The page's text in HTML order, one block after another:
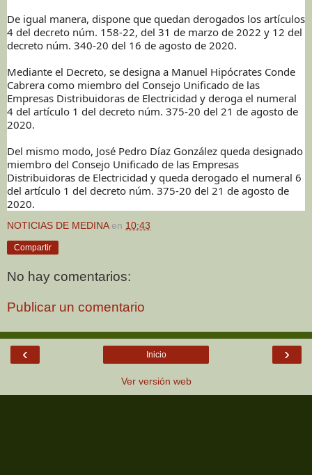
De igual manera, dispone que quedan derogados los artículos
4 del decreto núm. 158-22, del 31 de marzo de 2022 y 12 del
decreto núm. 340-20 del 16 de agosto de 2020.
Mediante el Decreto, se designa a Manuel Hipócrates Conde
Cabrera como miembro del Consejo Unificado de las
Empresas Distribuidoras de Electricidad y deroga el numeral
4 del artículo 1 del decreto núm. 375-20 del 21 de agosto de
2020.
Del mismo modo, José Pedro Díaz González queda designado
miembro del Consejo Unificado de las Empresas
Distribuidoras de Electricidad y queda derogado el numeral 6
del artículo 1 del decreto núm. 375-20 del 21 de agosto de
2020.
NOTICIAS DE MEDINA en 10:43
Compartir
No hay comentarios:
Publicar un comentario
‹ ›
Inicio
Ver versión web